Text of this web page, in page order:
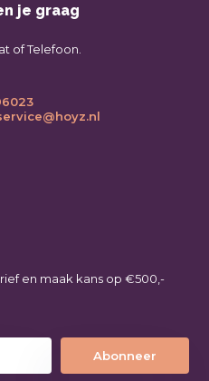
je graag
of Telefoon.
en maak kans op €500,-
Abonneer